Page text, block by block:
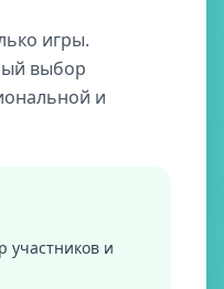
игры.
выбор
и
участников и